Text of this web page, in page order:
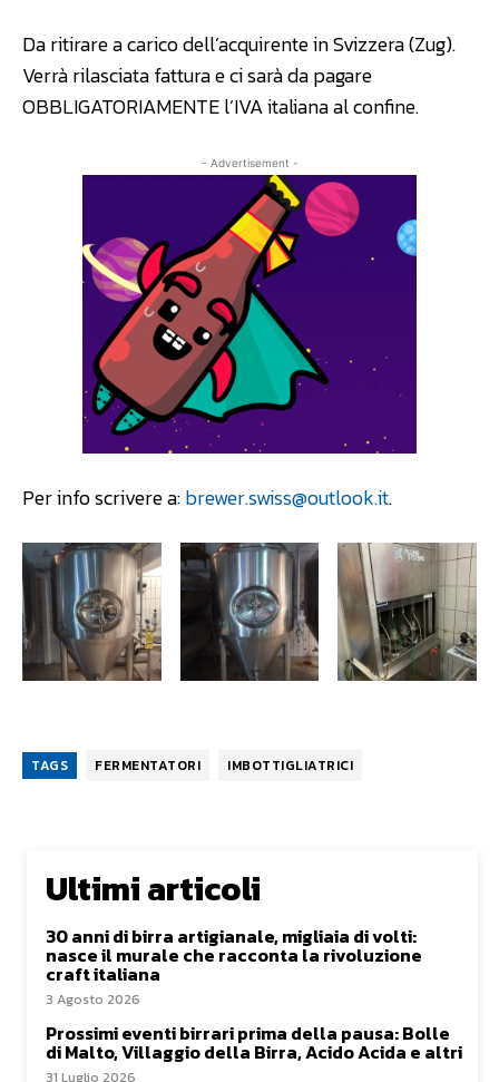
Da ritirare a carico dell’acquirente in Svizzera (Zug).
Verrà rilasciata fattura e ci sarà da pagare
OBBLIGATORIAMENTE l’IVA italiana al confine.
- Advertisement -
Per info scrivere a:brewer.swiss@outlook.it.
TAGS FERMENTATORI IMBOTTIGLIATRICI
Ultimi articoli
30 anni di birra artigianale, migliaia di volti:
nasce il murale che racconta la rivoluzione
craft italiana
3 Agosto 2026
Prossimi eventi birrari prima della pausa: Bolle
di Malto, Villaggio della Birra, Acido Acida e altri
31 Luglio 2026